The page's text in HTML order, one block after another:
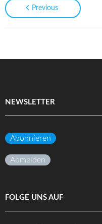
Previous
NEWSLETTER
Abonnieren
Abmelden
FOLGE UNS AUF